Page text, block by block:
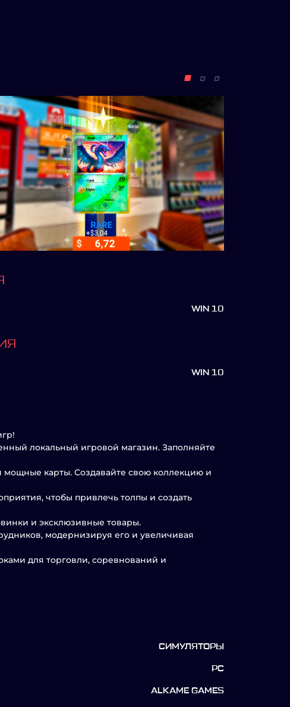
WIN 10
WIN 10
локальный игровой магазин. Заполняйте
мощные карты. Создавайте свою коллекцию и
чтобы привлечь толпы и создать
и эксклюзивные товары.
модернизируя его и увеличивая
для торговли, соревнований и
СИМУЛЯТОРЫ
PC
ALKAME GAMES